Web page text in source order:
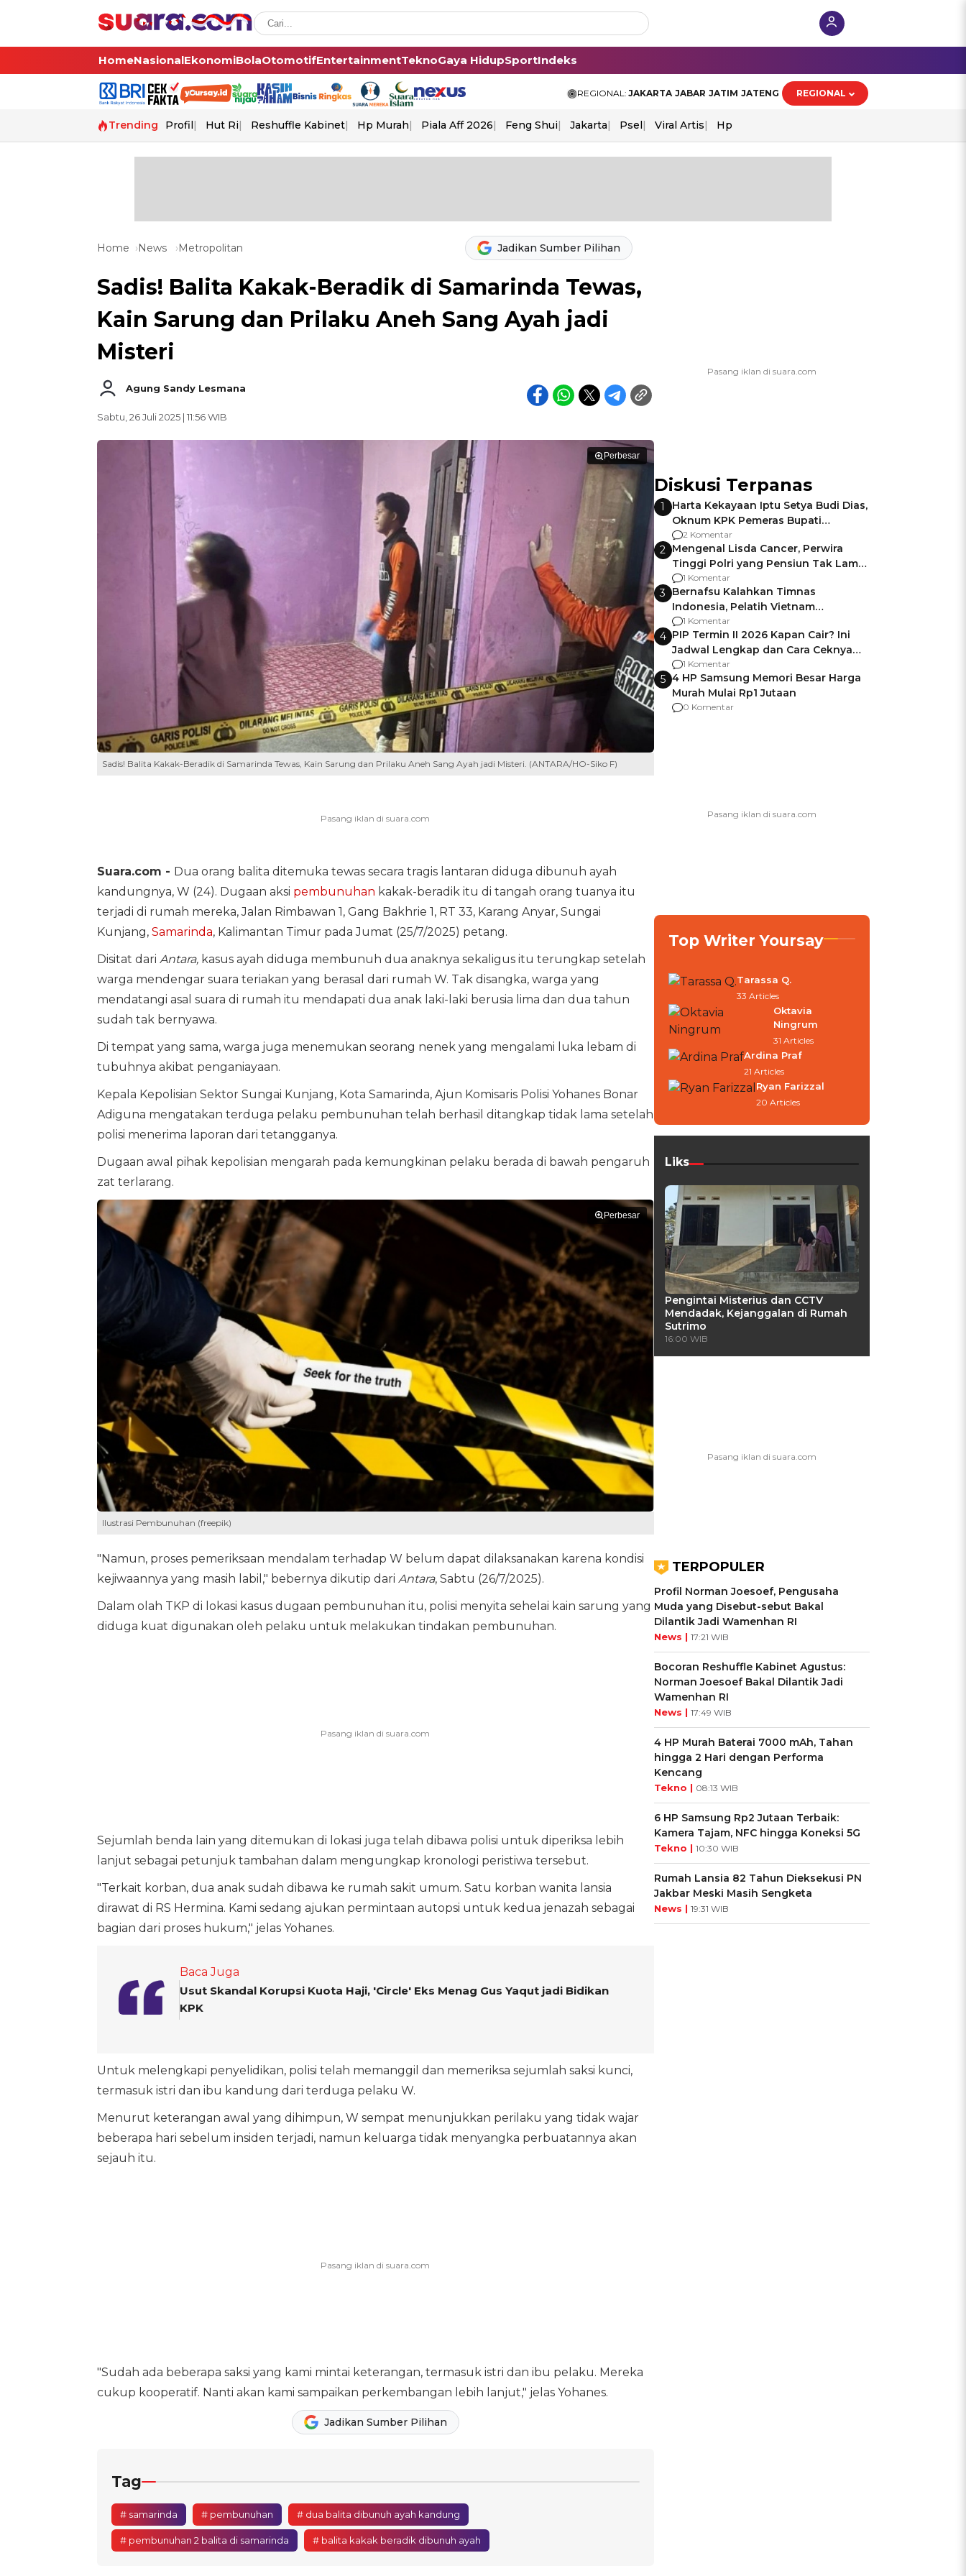
HomeNasionalEkonomiBolaOtomotifEntertainmentTeknoGaya HidupSportIndeks
REGIONAL: JAKARTA JABAR JATIM JATENG REGIONAL
Trending Profil Hut Ri Reshuffle Kabinet Hp Murah Piala Aff 2026 Feng Shui Jakarta Psel Viral Artis Hp
Home News Metropolitan Jadikan Sumber Pilihan
Sadis! Balita Kakak-Beradik di Samarinda Tewas,
Kain Sarung dan Prilaku Aneh Sang Ayah jadi
Misteri
Agung Sandy Lesmana
Sabtu, 26 Juli 2025 | 11:56 WIB
Perbesar
Sadis! Balita Kakak-Beradik di Samarinda Tewas, Kain Sarung dan Prilaku Aneh Sang Ayah jadi Misteri. (ANTARA/HO-Siko F)
Suara.com - Dua orang balita ditemuka tewas secara tragis lantaran diduga dibunuh ayah
kandungnya, W (24). Dugaan aksi pembunuhan kakak-beradik itu di tangah orang tuanya itu
terjadi di rumah mereka, Jalan Rimbawan 1, Gang Bakhrie 1, RT 33, Karang Anyar, Sungai
Kunjang, Samarinda, Kalimantan Timur pada Jumat (25/7/2025) petang.
Disitat dari Antara, kasus ayah diduga membunuh dua anaknya sekaligus itu terungkap setelah
warga mendengar suara teriakan yang berasal dari rumah W. Tak disangka, warga yang
mendatangi asal suara di rumah itu mendapati dua anak laki-laki berusia lima dan dua tahun
sudah tak bernyawa.
Di tempat yang sama, warga juga menemukan seorang nenek yang mengalami luka lebam di
tubuhnya akibat penganiayaan.
Kepala Kepolisian Sektor Sungai Kunjang, Kota Samarinda, Ajun Komisaris Polisi Yohanes Bonar
Adiguna mengatakan terduga pelaku pembunuhan telah berhasil ditangkap tidak lama setelah
polisi menerima laporan dari tetangganya.
Dugaan awal pihak kepolisian mengarah pada kemungkinan pelaku berada di bawah pengaruh
zat terlarang.
Perbesar
Ilustrasi Pembunuhan (freepik)
"Namun, proses pemeriksaan mendalam terhadap W belum dapat dilaksanakan karena kondisi
kejiwaannya yang masih labil," bebernya dikutip dari Antara, Sabtu (26/7/2025).
Dalam olah TKP di lokasi kasus dugaan pembunuhan itu, polisi menyita sehelai kain sarung yang
diduga kuat digunakan oleh pelaku untuk melakukan tindakan pembunuhan.
Sejumlah benda lain yang ditemukan di lokasi juga telah dibawa polisi untuk diperiksa lebih
lanjut sebagai petunjuk tambahan dalam mengungkap kronologi peristiwa tersebut.
"Terkait korban, dua anak sudah dibawa ke rumah sakit umum. Satu korban wanita lansia
dirawat di RS Hermina. Kami sedang ajukan permintaan autopsi untuk kedua jenazah sebagai
bagian dari proses hukum," jelas Yohanes.
Baca Juga
Usut Skandal Korupsi Kuota Haji, 'Circle' Eks Menag Gus Yaqut jadi Bidikan
KPK
Untuk melengkapi penyelidikan, polisi telah memanggil dan memeriksa sejumlah saksi kunci,
termasuk istri dan ibu kandung dari terduga pelaku W.
Menurut keterangan awal yang dihimpun, W sempat menunjukkan perilaku yang tidak wajar
beberapa hari sebelum insiden terjadi, namun keluarga tidak menyangka perbuatannya akan
sejauh itu.
"Sudah ada beberapa saksi yang kami mintai keterangan, termasuk istri dan ibu pelaku. Mereka
cukup kooperatif. Nanti akan kami sampaikan perkembangan lebih lanjut," jelas Yohanes.
Jadikan Sumber Pilihan
Tag
# samarinda # pembunuhan # dua balita dibunuh ayah kandung
# pembunuhan 2 balita di samarinda # balita kakak beradik dibunuh ayah
Diskusi Terpanas
1
Harta Kekayaan Iptu Setya Budi Dias,
Oknum KPK Pemeras Bupati
Pemalang
2 Komentar
2 Mengenal Lisda Cancer, Perwira
Tinggi Polri yang Pensiun Tak Lama
Usai Jadi Brigjen
1 Komentar
3 Bernafsu Kalahkan Timnas
Indonesia, Pelatih Vietnam
Berencana Pakai Jimat di Pakansari
1 Komentar
4 PIP Termin II 2026 Kapan Cair? Ini
Jadwal Lengkap dan Cara Ceknya
agar Dana Tidak Hangus!
1 Komentar
5 4 HP Samsung Memori Besar Harga
Murah Mulai Rp1 Jutaan
0 Komentar
Top Writer Yoursay
Tarassa Q.
33 Articles
Oktavia
Ningrum
31 Articles
Ardina Praf
21 Articles
Ryan Farizzal
20 Articles
Liks
Pengintai Misterius dan CCTV
Mendadak, Kejanggalan di Rumah
Sutrimo
16:00 WIB
TERPOPULER
Profil Norman Joesoef, Pengusaha
Muda yang Disebut-sebut Bakal
Dilantik Jadi Wamenhan RI
News | 17:21 WIB
Bocoran Reshuffle Kabinet Agustus:
Norman Joesoef Bakal Dilantik Jadi
Wamenhan RI
News | 17:49 WIB
4 HP Murah Baterai 7000 mAh, Tahan
hingga 2 Hari dengan Performa
Kencang
Tekno | 08:13 WIB
6 HP Samsung Rp2 Jutaan Terbaik:
Kamera Tajam, NFC hingga Koneksi 5G
Tekno | 10:30 WIB
Rumah Lansia 82 Tahun Dieksekusi PN
Jakbar Meski Masih Sengketa
News | 19:31 WIB